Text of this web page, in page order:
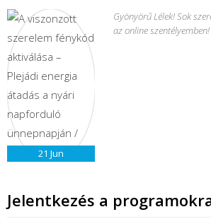
21 Jun
Gyönyörű Lélek! Sok
az online szentélyemben!
Jelentkezés a